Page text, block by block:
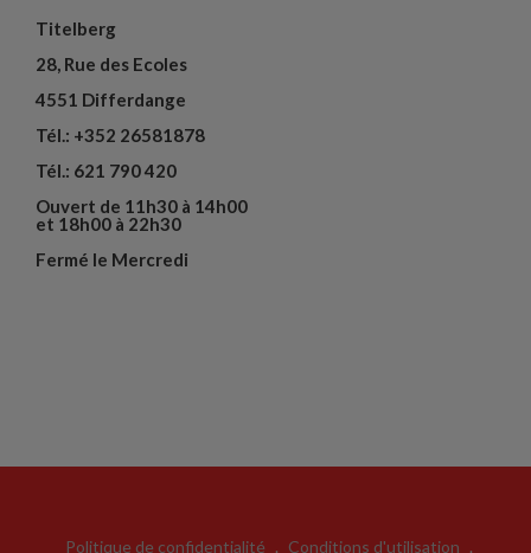
Titelberg
28, Rue des Ecoles
4551 Differdange
Tél.: +352 26581878
Tél.: 621 790 420
Ouvert de 11h30 à 14h00
et 18h00 à 22h30
Fermé le Mercredi
Politique de confidentialité . Conditions d'utilisation .